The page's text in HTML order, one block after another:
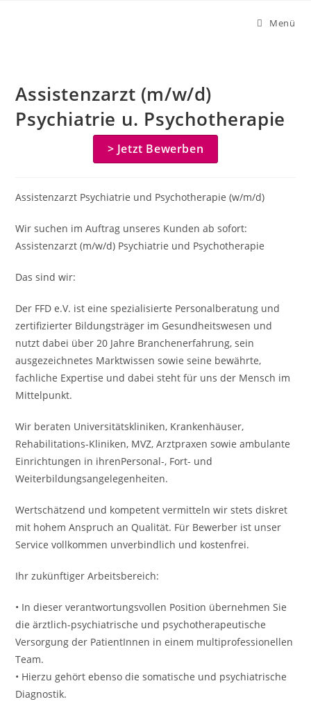
Menü
Assistenzarzt (m/w/d)
Psychiatrie u. Psychotherapie
> Jetzt Bewerben
Assistenzarzt Psychiatrie und Psychotherapie (w/m/d)
Wir suchen im Auftrag unseres Kunden ab sofort:
Assistenzarzt (m/w/d) Psychiatrie und Psychotherapie
Das sind wir:
Der FFD e.V. ist eine spezialisierte Personalberatung und
zertifizierter Bildungsträger im Gesundheitswesen und
nutzt dabei über 20 Jahre Branchenerfahrung, sein
ausgezeichnetes Marktwissen sowie seine bewährte,
fachliche Expertise und dabei steht für uns der Mensch im
Mittelpunkt.
Wir beraten Universitätskliniken, Krankenhäuser,
Rehabilitations-Kliniken, MVZ, Arztpraxen sowie ambulante
Einrichtungen in ihrenPersonal-, Fort- und
Weiterbildungsangelegenheiten.
Wertschätzend und kompetent vermitteln wir stets diskret
mit hohem Anspruch an Qualität. Für Bewerber ist unser
Service vollkommen unverbindlich und kostenfrei.
Ihr zukünftiger Arbeitsbereich:
• In dieser verantwortungsvollen Position übernehmen Sie
die ärztlich-psychiatrische und psychotherapeutische
Versorgung der PatientInnen in einem multiprofessionellen
Team.
• Hierzu gehört ebenso die somatische und psychiatrische
Diagnostik.